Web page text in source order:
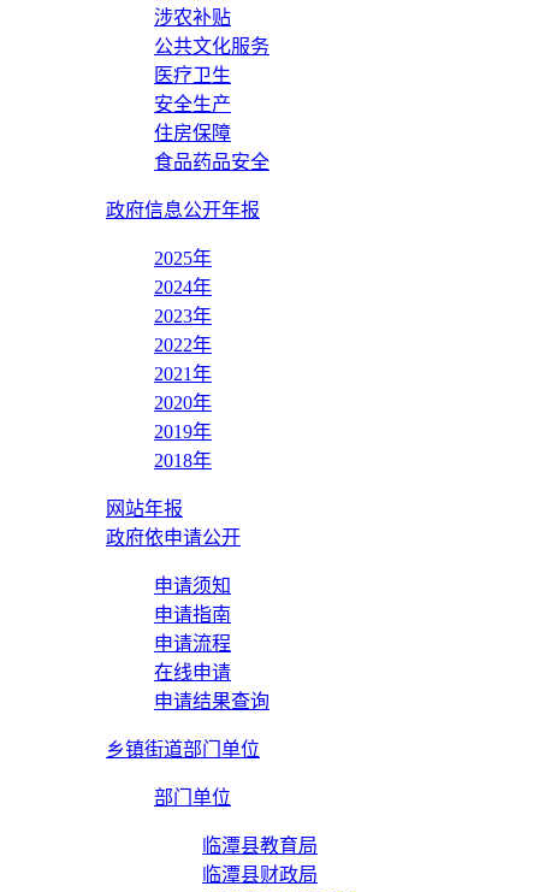
涉农补贴
公共文化服务
医疗卫生
安全生产
住房保障
食品药品安全
政府信息公开年报
2025年
2024年
2023年
2022年
2021年
2020年
2019年
2018年
网站年报
政府依申请公开
申请须知
申请指南
申请流程
在线申请
申请结果查询
乡镇街道部门单位
部门单位
临潭县教育局
临潭县财政局